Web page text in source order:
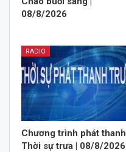
08/8/2026
RADIO
Chương trình phát thanh
Thời sự trưa | 08/8/2026